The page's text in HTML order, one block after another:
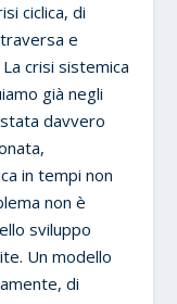
ciclica, di
e
crisi sistemica
già negli
davvero
in tempi non
non è
sviluppo
Un modello
di